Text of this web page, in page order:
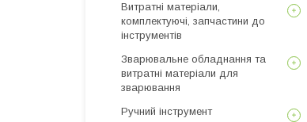
Витратні матеріали,
комплектуючі, запчастини до
інструментів
Зварювальне обладнання та
витратні матеріали для
зварювання
Ручний інструмент